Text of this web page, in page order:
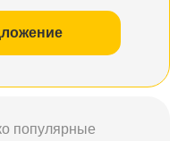
популярные